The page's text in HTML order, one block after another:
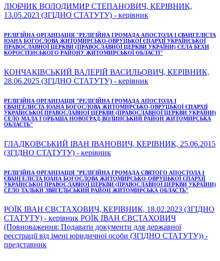
ЛЮБЧИК ВОЛОДИМИР СТЕПАНОВИЧ, КЕРІВНИК,
13.05.2023 (ЗГІДНО СТАТУТУ) - керівник
РЕЛІГІЙНА ОРГАНІЗАЦІЯ "РЕЛІГІЙНА ГРОМАДА АПОСТОЛА І ЄВАНГЕЛІСТА
ІОАНА БОГОСЛОВА ЖИТОМИРСЬКО-ОВРУЦЬКОЇ ЄПАРХІЇ УКРАЇНСЬКОЇ
ПРАВОСЛАВНОЇ ЦЕРКВИ (ПРАВОСЛАВНОЇ ЦЕРКВИ УКРАЇНИ) СЕЛА БЕХИ
КОРОСТЕНСЬКОГО РАЙОНУ ЖИТОМИРСЬКОЇ ОБЛАСТІ"
КОНЧАКІВСЬКИЙ ВАЛЕРІЙ ВАСИЛЬОВИЧ, КЕРІВНИК,
28.06.2025 (ЗГІДНО СТАТУТУ) - керівник
РЕЛІГІЙНА ОРГАНІЗАЦІЯ "РЕЛІГІЙНА ГРОМАДА АПОСТОЛА І
ЄВАНГЕЛИСТА ІОАНА БОГОСЛОВА ЖИТОМИРСЬКО-ОВРУЦЬКОЇ ЄПАРХІЇ
УКРАЇНСЬКОЇ ПРАВОСЛАВНОЇ ЦЕРКВИ (ПРАВОСЛАВНОЇ ЦЕРКВИ УКРАЇНИ)
СЕЛО МАЛА ГОРБАША НОВОГРАД-ВОЛИНСЬКИЙ РАЙОН ЖИТОМИРСЬКА
ОБЛАСТЬ"
ГЛАДКОВСЬКИЙ ІВАН ІВАНОВИЧ, КЕРІВНИК, 25.06.2015
(ЗГІДНО СТАТУТУ) - керівник
РЕЛІГІЙНА ОРГАНІЗАЦІЯ "РЕЛІГІЙНА ГРОМАДА СВЯТОГО АПОСТОЛА І
ЄВАНГЕЛІСТА ІОАНА БОГОСЛОВА ЖИТОМИРСЬКО-ОВРУЦЬКОЇ ЄПАРХІЇ
УКРАЇНСЬКОЇ ПРАВОСЛАВНОЇ ЦЕРКВИ (ПРАВОСЛАВНОЇ ЦЕРКВИ УКРАЇНИ)
СЕЛО ТАЛЬКИ ЗВЯГЕЛЬСЬКИЙ РАЙОН ЖИТОМИРСЬКА ОБЛАСТЬ"
РОЇК ІВАН ЄВСТАХОВИЧ, КЕРІВНИК, 18.02.2023 (ЗГІДНО
СТАТУТУ) - керівник РОЇК ІВАН ЄВСТАХОВИЧ
(Повноваження: Подавати документи для державної
реєстрації від імені юридичної особи (ЗГІДНО СТАТУТУ)) -
представник